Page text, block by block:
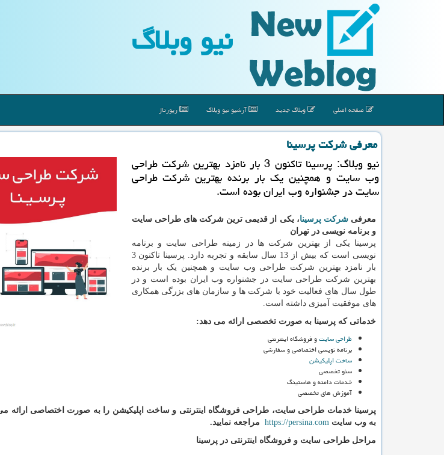
نیو وبلاگ
صفحه اصلی وبلاگ جدید آرشیو نیو وبلاگ رپورتاژ
معرفی شركت پرسینا
نیو وبلاگ: پرسینا تاكنون 3 بار نامزد بهترین شركت طراحی
وب سایت و همچنین یك بار برنده بهترین شركت طراحی
سایت در جشنواره وب ایران بوده است.
معرفیشرکت پرسینا، یکی از قدیمی ترین شرکت های طراحی سایت
و برنامه نویسی در تهران
پرسینا یکی از بهترین شرکت ها در زمینه طراحی سایت و برنامه
نویسی است که بیش از 13 سال سابقه و تجربه دارد. پرسینا تاکنون 3
بار نامزد بهترین شرکت طراحی وب سایت و همچنین یک بار برنده
بهترین شرکت طراحی سایت در جشنواره وب ایران بوده است و در
طول سال های فعالیت خود با شرکت ها و سازمان های بزرگی همکاری
های موفقیت آمیزی داشته است.
خدماتی که پرسینا به صورت تخصصی ارائه می دهد:
طراحی سایتو فروشگاه اینترنتی
برنامه نویسی اختصاصی و سفارشی
ساخت اپلیکیشن
سئو تخصصی
خدمات دامنه و هاستینگ
آموزش های تخصصی
پرسینا خدمات طراحی سایت، طراحی فروشگاه اینترنتی و ساخت اپلیکیشن را به صورت اختصاصی ارائه
به وب سایت https://persina.com مراجعه نمایید.
مراحل طراحی سایت و فروشگاه اینترنتی در پرسینا